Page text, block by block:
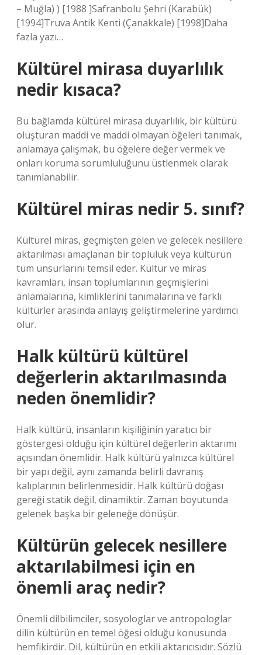
– Muğla) ) [1988 ]Safranbolu Şehri (Karabük)
[1994]Truva Antik Kenti (Çanakkale) [1998]Daha
fazla yazı…
Kültürel mirasa duyarlılık
nedir kısaca?
Bu bağlamda kültürel mirasa duyarlılık, bir kültürü
oluşturan maddi ve maddi olmayan öğeleri tanımak,
anlamaya çalışmak, bu öğelere değer vermek ve
onları koruma sorumluluğunu üstlenmek olarak
tanımlanabilir.
Kültürel miras nedir 5. sınıf?
Kültürel miras, geçmişten gelen ve gelecek nesillere
aktarılması amaçlanan bir topluluk veya kültürün
tüm unsurlarını temsil eder. Kültür ve miras
kavramları, insan toplumlarının geçmişlerini
anlamalarına, kimliklerini tanımalarına ve farklı
kültürler arasında anlayış geliştirmelerine yardımcı
olur.
Halk kültürü kültürel
değerlerin aktarılmasında
neden önemlidir?
Halk kültürü, insanların kişiliğinin yaratıcı bir
göstergesi olduğu için kültürel değerlerin aktarımı
açısından önemlidir. Halk kültürü yalnızca kültürel
bir yapı değil, aynı zamanda belirli davranış
kalıplarının belirlenmesidir. Halk kültürü doğası
gereği statik değil, dinamiktir. Zaman boyutunda
gelenek başka bir geleneğe dönüşür.
Kültürün gelecek nesillere
aktarılabilmesi için en
önemli araç nedir?
Önemli dilbilimciler, sosyologlar ve antropologlar
dilin kültürün en temel öğesi olduğu konusunda
hemfikirdir. Dil, kültürün en etkili aktarıcısıdır. Sözlü